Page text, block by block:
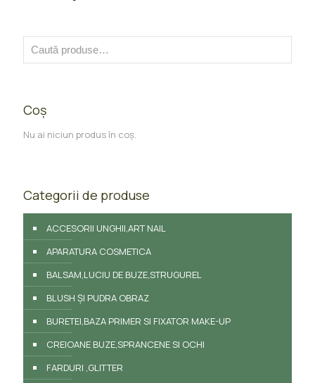
Coș
Nu ai niciun produs în coș.
Categorii de produse
ACCESORII UNGHII,ART NAIL
APARATURA COSMETICA
BALSAM,LUCIU DE BUZE,STRUGUREL
BLUSH ȘI PUDRA OBRAZ
BURETEI,BAZA PRIMER SI FIXATOR MAKE-UP
CREIOANE BUZE,SPRANCENE SI OCHI
FARDURI ,GLITTER